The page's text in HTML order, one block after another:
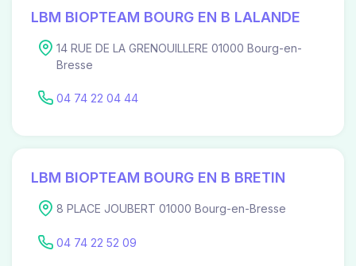
LBM BIOPTEAM BOURG EN B LALANDE
14 RUE DE LA GRENOUILLERE 01000 Bourg-en-
Bresse
04 74 22 04 44
LBM BIOPTEAM BOURG EN B BRETIN
8 PLACE JOUBERT 01000 Bourg-en-Bresse
04 74 22 52 09